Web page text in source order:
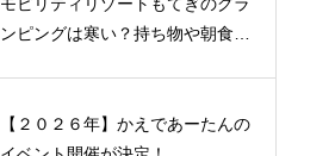
モビリティリゾートもてぎのグラ
ンピングは寒い？持ち物や朝食
【２０２６年】かえであーたんの